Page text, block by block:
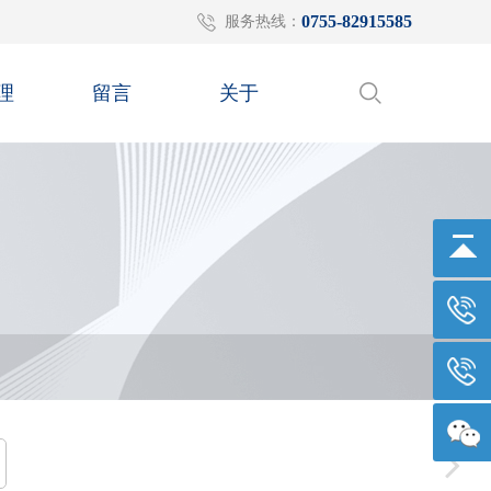
服务热线： 0755-82915585
留言 关于